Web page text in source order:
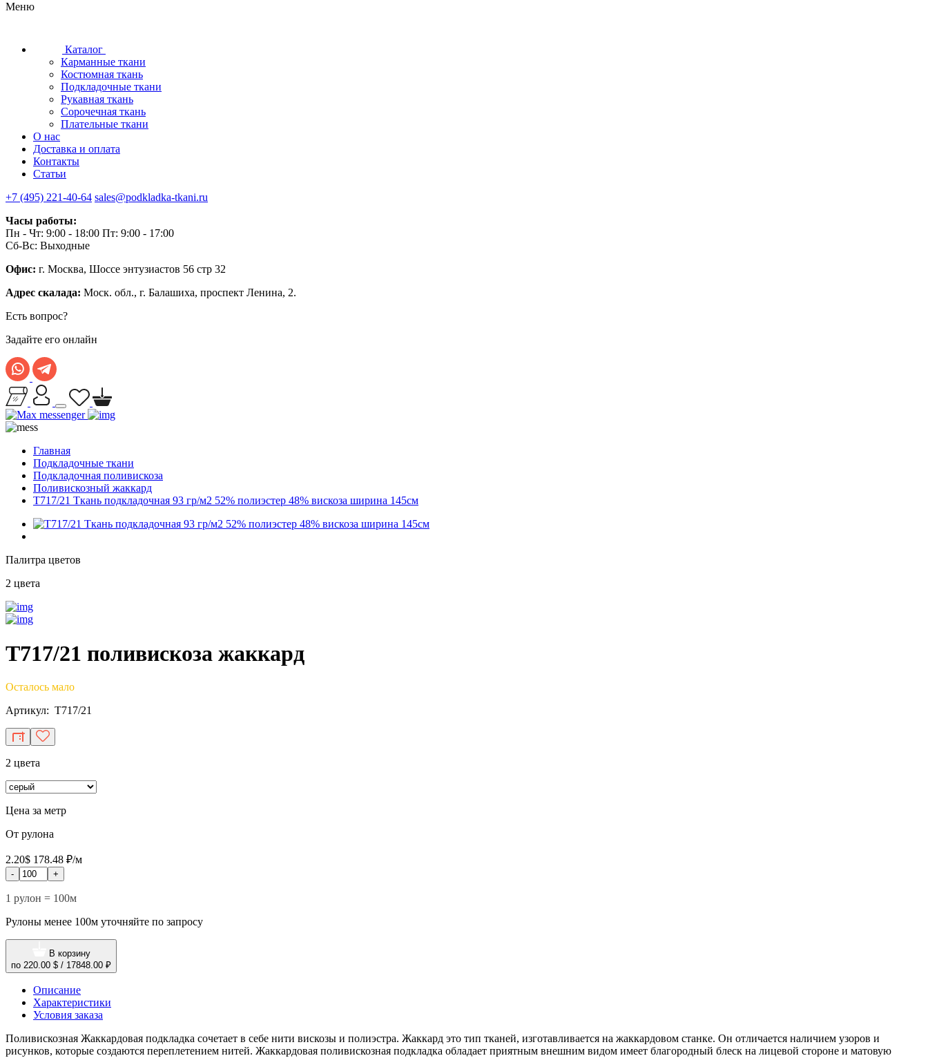
Меню
Каталог
Карманные ткани
Костюмная ткань
Подкладочные ткани
Рукавная ткань
Сорочечная ткань
Плательные ткани
О нас
Доставка и оплата
Контакты
Статьи
+7 (495) 221-40-64 sales@podkladka-tkani.ru
Часы работы:
Пн - Чт: 9:00 - 18:00 Пт: 9:00 - 17:00
Сб-Вс: Выходные
Офис: г. Москва, Шоссе энтузиастов 56 стр 32
Адрес скалада: Моск. обл., г. Балашиха, проспект Ленина, 2.
Есть вопрос?
Задайте его онлайн
Главная
Подкладочные ткани
Подкладочная поливискоза
Поливискозный жаккард
T717/21 Ткань подкладочная 93 гр/м2 52% полиэстер 48% вискоза ширина 145см
Палитра цветов
2 цвета
T717/21 поливискоза жаккард
Осталось мало
Артикул: T717/21
2 цвета
Цена за метр
От рулона
2.20$ 178.48 ₽/м
- +
1 рулон = 100м
Рулоны менее 100м уточняйте по запросу
В корзину
по 220.00 $ / 17848.00 ₽
Описание
Характеристики
Условия заказа
Поливискозная Жаккардовая подкладка сочетает в себе нити вискозы и полиэстра. Жаккард это тип тканей, изготавливается на жаккардовом станке. Он отличается наличием узоров и
рисунков, которые создаются переплетением нитей. Жаккардовая поливискозная подкладка обладает приятным внешним видом имеет благородный блеск на лицевой стороне и матовую